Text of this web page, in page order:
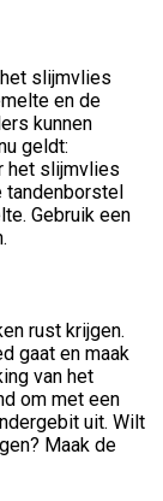
slijmvlies
en de
kunnen
geldt:
het slijmvlies
tandenborstel
Gebruik een
rust krijgen.
gaat en maak
van het
om met een
uit. Wilt
Maak de